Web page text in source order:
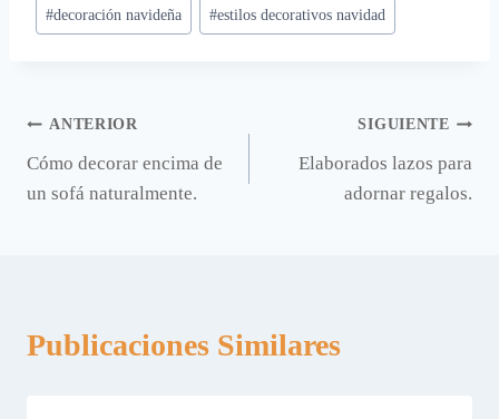
la#decoración navideña #estilos decorativos navidad
Navegación
de
ANTERIOR
Cómo decorar encima de
un sofá naturalmente.
SIGUIENTE
Elaborados lazos para
adornar regalos.
Publicaciones Similares